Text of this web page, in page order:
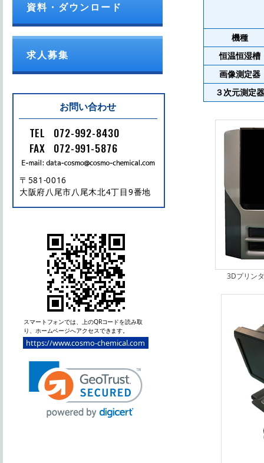
資料・ダウンロード
求人募集
お問い合わせ
TEL
072-992-8430
FAX
072-991-5876
〒581-0016
大阪府八尾市八尾木北4丁目9番地
スマートフォンでは、上のQRコードを読み取
り、ホームページへアクセスできます。
https://www.cosmo-chemical.com
機種
恒温恒湿槽
画像測定器
３次元測定
3Dプリン